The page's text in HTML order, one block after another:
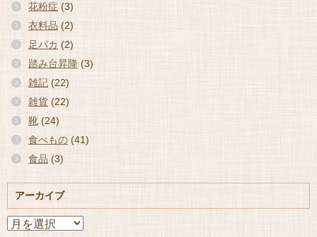
花粉症 (3)
衣料品 (2)
足パカ (2)
踏み台昇降 (3)
雑記 (22)
雑貨 (22)
靴 (24)
食べもの (41)
食品 (3)
アーカイブ
ア